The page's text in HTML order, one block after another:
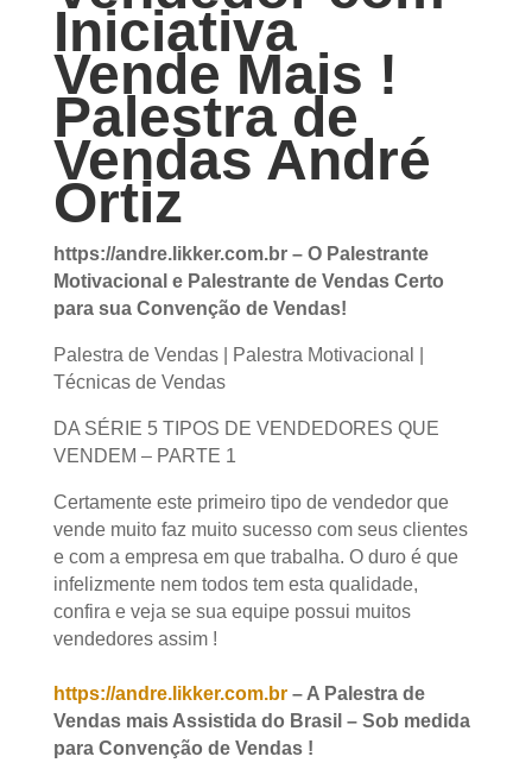
Iniciativa
Vende Mais !
Palestra de
Vendas André
Ortiz
https://andre.likker.com.br – O Palestrante
Motivacional e Palestrante de Vendas Certo
para sua Convenção de Vendas!
Palestra de Vendas | Palestra Motivacional |
Técnicas de Vendas
DA SÉRIE 5 TIPOS DE VENDEDORES QUE
VENDEM – PARTE 1
Certamente este primeiro tipo de vendedor que
vende muito faz muito sucesso com seus
clientes e com a empresa em que trabalha. O
duro é que infelizmente nem todos tem esta
qualidade, confira e veja se sua equipe possui
muitos vendedores assim !
https://andre.likker.com.br– A Palestra de
Vendas mais Assistida do Brasil – Sob
medida para Convenção de Vendas !